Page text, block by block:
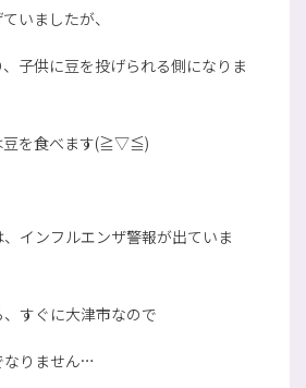
いましたが、
子供に豆を投げられる側になりま
豆を食べます(≧▽≦)
インフルエンザ警報が出ていま
すぐに大津市なので
なりません…